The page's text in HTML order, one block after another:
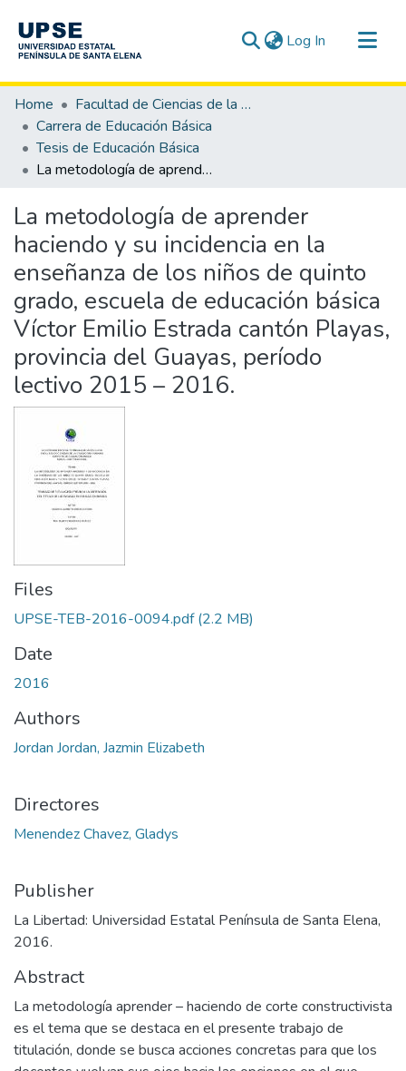
Log In (current)
Communities & Collections
All of DSpace
Statistics
Home
Facultad de Ciencias de la Educación e Idiomas
Carrera de Educación Básica
Tesis de Educación Básica
La metodología de aprender haciendo y su incidencia en la enseñanza de los niños de quinto grado, escuela de educación básica Víctor Emilio Estrada cantón Playas, provincia del Guayas, período lectivo 2015 – 2016.
La metodología de aprender
haciendo y su incidencia en la
enseñanza de los niños de quinto
grado, escuela de educación básica
Víctor Emilio Estrada cantón Playas,
provincia del Guayas, período
lectivo 2015 – 2016.
Files
UPSE-TEB-2016-0094.pdf(2.2 MB)
Date
2016
Authors
Jordan Jordan, Jazmin Elizabeth
Directores
Menendez Chavez, Gladys
Publisher
La Libertad: Universidad Estatal Península de Santa Elena,
2016.
Abstract
La metodología aprender – haciendo de corte constructivista
es el tema que se destaca en el presente trabajo de
titulación, donde se busca acciones concretas para que los